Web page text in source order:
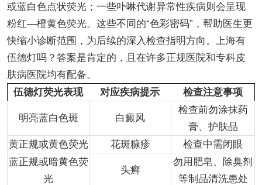
或蓝白色点状荧光；一些卟啉代谢异常性疾病则会呈现
粉红—橙黄色荧光。这些不同的“色彩密码”，帮助医生更
快缩小诊断范围，为后续的深入检查指明方向。上海有
伍德灯吗？答案是肯定的，且在许多正规医院和专科皮
肤病医院均有配备。
伍德灯荧光表现
对应疾病提示 检查注意事项
明亮蓝白色斑 白癜风
检查前勿涂抹药
膏、护肤品
黄正规或黄色荧光
花斑糠疹
检查中需闭眼
蓝正规或暗黄色荧
光
头癣
勿用肥皂、除臭剂
等制品清洗患处